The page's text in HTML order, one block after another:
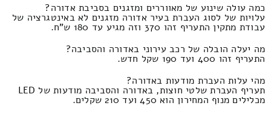
כמה עולה שינוע של מאווררים ומזגנים בסביבת אדורה?
עלויות של לסוג העברת בעיר אדורה מזגנים לא באינטגרציה של
עבודת מתקין התעריף זהו 370 וזה מגיע עד 180 ש"ח.
מה יעלה הובלה של רכב עירוני באדורה והסביבה?
התעריף זהו 400 ועד 190 שקל חדש.
מהי עלות העברת מודעות באדורה?
תעריף העברת שלטי חוצות, באדורה והסביבה מודעות של LED
מכלילים מנוף המחירון הוא 450 ועד 210 שקלים.